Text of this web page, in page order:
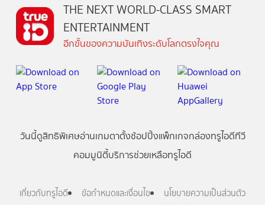
THE NEXT WORLD-CLASS SMART
ENTERTAINMENT
อีกขั้นของความบันเทิงระดับโลกตรงใจคุณ
วันนี้ดูสิทธิพิเศษอ่านเกมตาตั้งช้อปปิ้งแพ็กเกจกล่องทรูไอดีทีวี
คอมมูนิตี้บริการช่วยเหลือทรูไอดี
เกี่ยวกับทรูไอดี ข้อกำหนดและเงื่อนไข นโยบายความเป็นส่วนตัว